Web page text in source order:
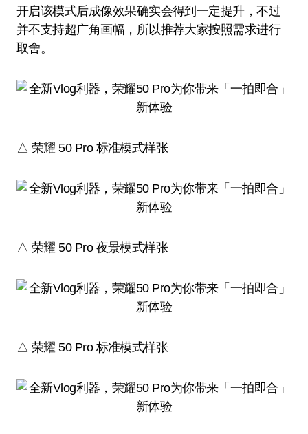
开启该模式后成像效果确实会得到一定提升，不过
并不支持超广角画幅，所以推荐大家按照需求进行
取舍。
△ 荣耀 50 Pro 标准模式样张
△ 荣耀 50 Pro 夜景模式样张
△ 荣耀 50 Pro 标准模式样张